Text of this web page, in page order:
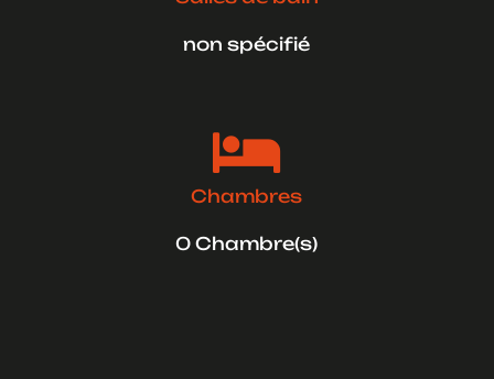
non spécifié

Chambres
0 Chambre(s)